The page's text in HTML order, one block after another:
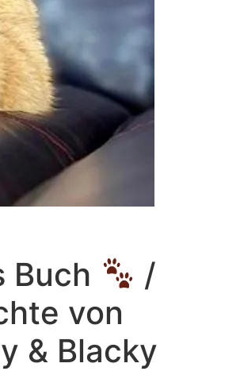
Buch
/
von
& Blacky